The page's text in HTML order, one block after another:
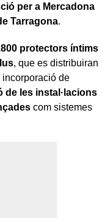
per a Mercadona
Tarragona.
protectors íntims
, que es distribuiran
incorporació de
de les instal·lacions
com sistemes